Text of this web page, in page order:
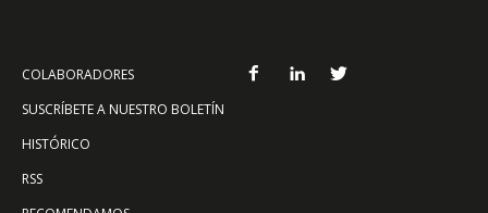
COLABORADORES
SUSCRÍBETE A NUESTRO BOLETÍN
HISTÓRICO
RSS